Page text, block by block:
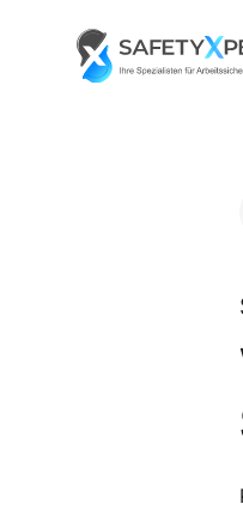
Go to landing